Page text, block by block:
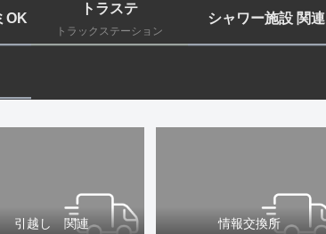
OK
トラステ
トラックステーション
シャワー施設 関連
引越し 関連 情報交換所